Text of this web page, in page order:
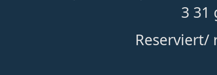
3 31
Reserviert/